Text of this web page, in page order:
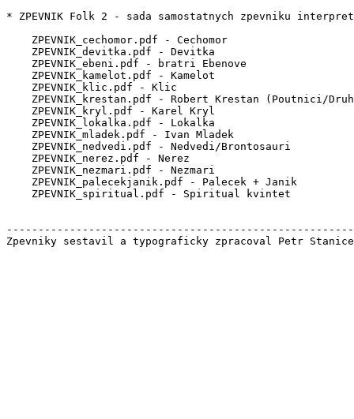
* ZPEVNIK Folk 2 - sada samostatnych zpevniku
    ZPEVNIK_cechomor.pdf - Cechomor
    ZPEVNIK_devitka.pdf - Devitka
    ZPEVNIK_ebeni.pdf - bratri Ebenove
    ZPEVNIK_kamelot.pdf - Kamelot
    ZPEVNIK_klic.pdf - Klic
ZPEVNIK_krestan.pdf - Robert Krestan (Poutnici/
    ZPEVNIK_kryl.pdf - Karel Kryl
    ZPEVNIK_lokalka.pdf - Lokalka
    ZPEVNIK_mladek.pdf - Ivan Mladek
    ZPEVNIK_nedvedi.pdf - Nedvedi/Brontosauri
    ZPEVNIK_nerez.pdf - Nerez
    ZPEVNIK_nezmari.pdf - Nezmari
    ZPEVNIK_palecekjanik.pdf - Palecek + Janik
    ZPEVNIK_spiritual.pdf - Spiritual kvintet
Zpevniky sestavil a typograficky zpracoval Petr